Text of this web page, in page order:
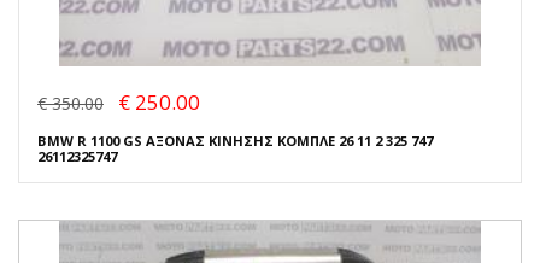
€ 350.00 € 250.00
BMW R 1100 GS ΑΞΟΝΑΣ ΚΙΝΗΣΗΣ ΚΟΜΠΛΕ 26 11 2 325 747
26112325747